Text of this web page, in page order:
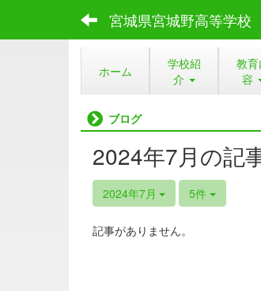
宮城県宮城野高等学校
ホーム
学校紹
介
教育
容
ブログ
2024年7月の記
2024年7月 5件
記事がありません。